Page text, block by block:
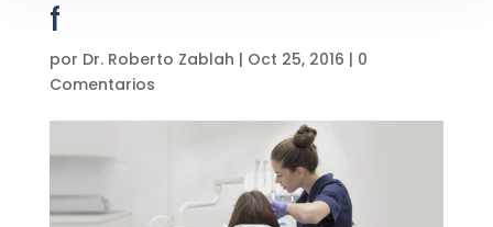
f
por Dr. Roberto Zablah | Oct 25, 2016 | 0
Comentarios